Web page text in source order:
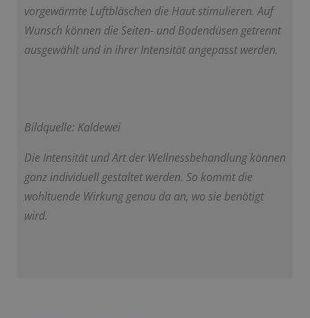
vorgewärmte Luftbläschen die Haut stimulieren. Auf
Wunsch können die Seiten- und Bodendüsen getrennt
ausgewählt und in ihrer Intensität angepasst werden.
Bildquelle: Kaldewei
Die Intensität und Art der Wellnessbehandlung können
ganz individuell gestaltet werden. So kommt die
wohltuende Wirkung genau da an, wo sie benötigt
wird.